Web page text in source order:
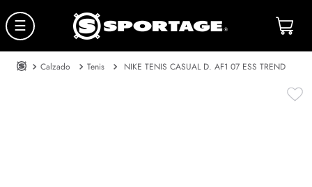
☰
Calzado Tenis NIKE TENIS CASUAL D. AF1 07 ESS TREND